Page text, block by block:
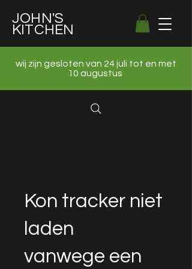
JOHN'S
KITCHEN
wij zijn gesloten van 24 juli tot en met
10 augustus
Kon tracker niet
laden
vanwege een